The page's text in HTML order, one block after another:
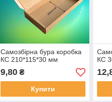
Самозбірна бура коробка
КС 210*115*30 мм
9,80₴
Купити
КС